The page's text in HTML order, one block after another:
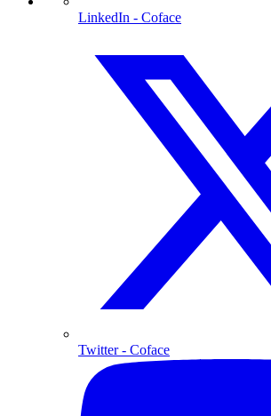
LinkedIn - Coface
Twitter- Coface